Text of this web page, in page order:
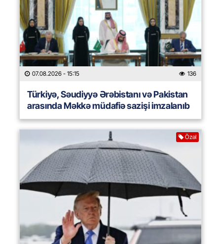
07.08.2026 - 15:15 136
Türkiyə, Səudiyyə Ərəbistanı və Pakistan
arasında Məkkə müdafiə sazişi imzalanıb
Özəl